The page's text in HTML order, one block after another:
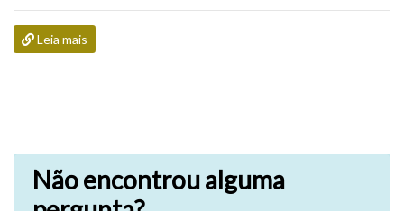
Leia mais
Não encontrou alguma